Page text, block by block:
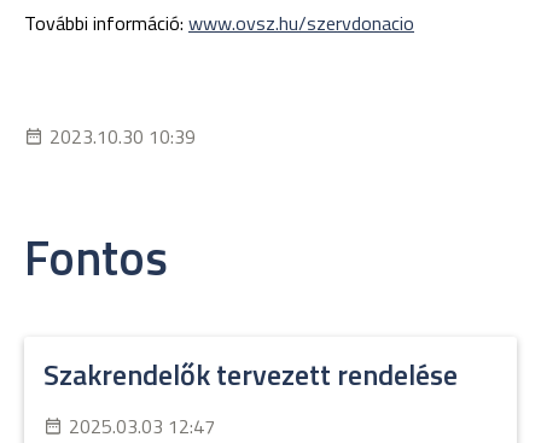
További információ: www.ovsz.hu/szervdonacio
2023.10.30 10:39
Fontos
Szakrendelők tervezett rendelése
2025.03.03 12:47